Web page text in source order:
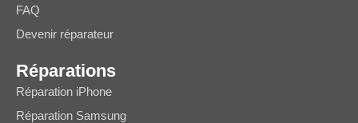
FAQ
Devenir réparateur
Réparations
Réparation iPhone
Réparation Samsung